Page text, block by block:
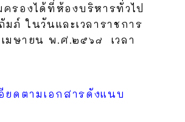
ครองได้ที่ห้องบริหารทั่วไป
มภ์ ในวันและเวลาราชการ
มษายน พ.ศ.๒๕๖๘ เวลา
ยดตามเอกสารดังแนบ